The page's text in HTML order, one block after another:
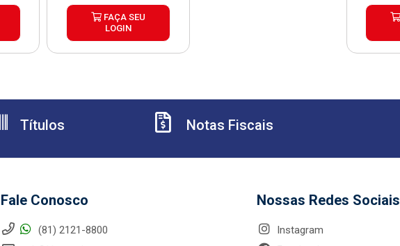
FAÇA SEU
LOGIN
Títulos Notas Fiscais
Fale Conosco
(81) 2121-8800
Nossas Redes Sociais
Instagram